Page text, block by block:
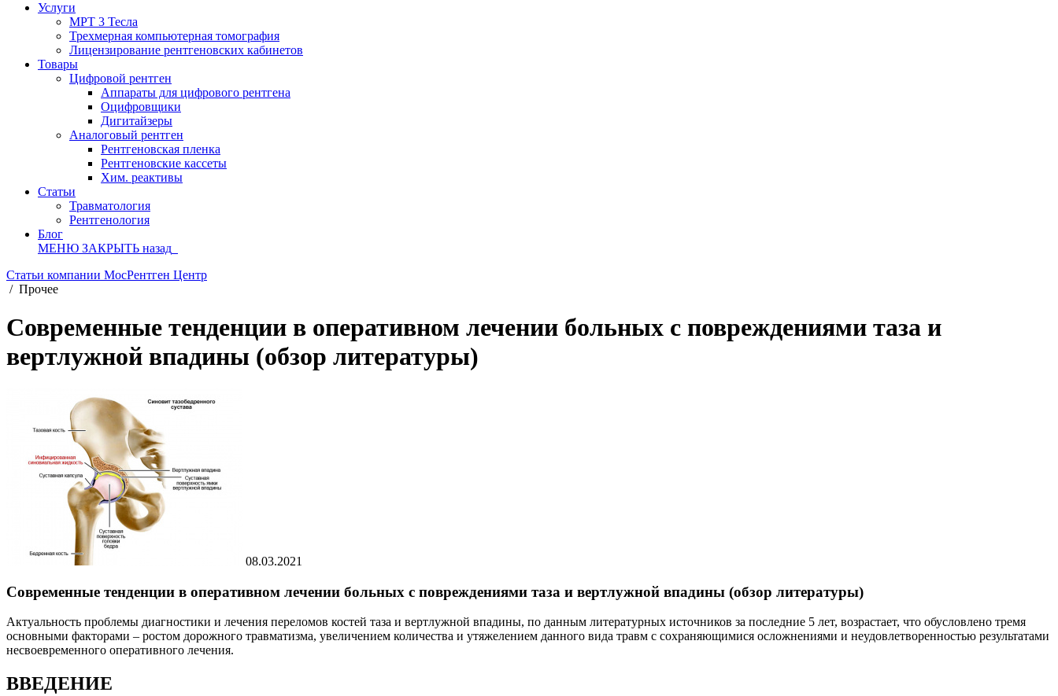
Услуги
МРТ 3 Тесла
Трехмерная компьютерная томография
Лицензирование рентгеновских кабинетов
Товары
Цифровой рентген
Аппараты для цифрового рентгена
Оцифровщики
Дигитайзеры
Аналоговый рентген
Рентгеновская пленка
Рентгеновские кассеты
Хим. реактивы
Статьи
Травматология
Рентгенология
Блог
МЕНЮ ЗАКРЫТЬ назад
Статьи компании МосРентген Центр
/ Прочее
Современные тенденции в оперативном лечении больных с повреждениями таза и
вертлужной впадины (обзор литературы)
08.03.2021
Современные тенденции в оперативном лечении больных с повреждениями таза и вертлужной впадины (обзор литературы)
Актуальность проблемы диагностики и лечения переломов костей таза и вертлужной впадины, по данным литературных источников за последние 5 лет, возрастает, что обусловлено тремя
основными факторами – ростом дорожного травматизма, увеличением количества и утяжелением данного вида травм с сохраняющимися осложнениями и неудовлетворенностью результатами
несвоевременного оперативного лечения.
ВВЕДЕНИЕ